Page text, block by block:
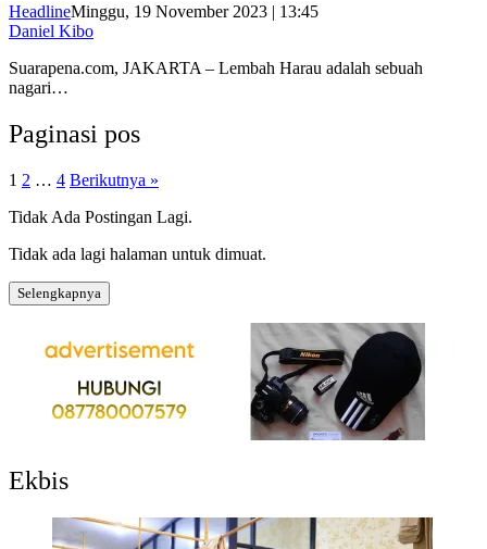
HeadlineMinggu, 19 November 2023 | 13:45
Daniel Kibo
Suarapena.com, JAKARTA – Lembah Harau adalah sebuah
nagari…
Paginasi pos
1 2 … 4 Berikutnya »
Tidak Ada Postingan Lagi.
Tidak ada lagi halaman untuk dimuat.
Selengkapnya
Ekbis